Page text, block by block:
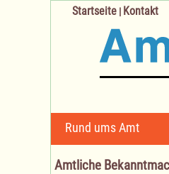
Navigation
überspringen
Rund ums Amt
Startseite | Kontakt
Amtliche